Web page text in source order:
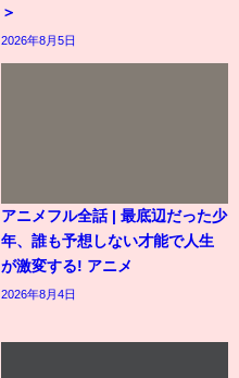
＞
2026年8月5日
アニメフル全話 | 最底辺だった少
年、誰も予想しない才能で人生
が激変する! アニメ
2026年8月4日